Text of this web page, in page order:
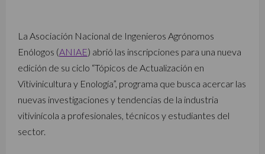
La Asociación Nacional de Ingenieros Agrónomos
Enólogos (ANIAE) abrió las inscripciones para una nueva
edición de su ciclo “Tópicos de Actualización en
Vitivinicultura y Enología”, programa que busca acercar las
nuevas investigaciones y tendencias de la industria
vitivinícola a profesionales, técnicos y estudiantes del
sector.